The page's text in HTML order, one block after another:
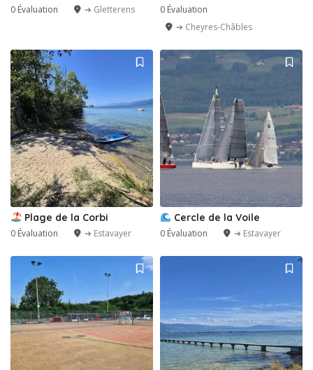
0 Évaluation ➔ Gletterens
0 Évaluation
➔ Cheyres-Châbles
Plage de la Corbi
0 Évaluation ➔ Estavayer
Cercle de la Voile
0 Évaluation ➔ Estavayer